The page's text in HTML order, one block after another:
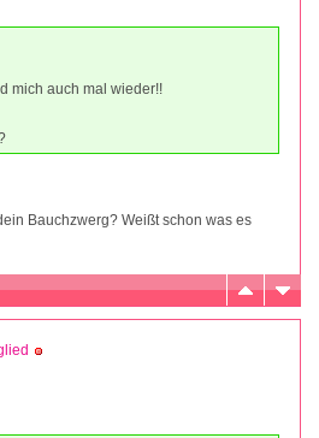
mich auch mal wieder!!
Bauchzwerg? Weißt schon was es